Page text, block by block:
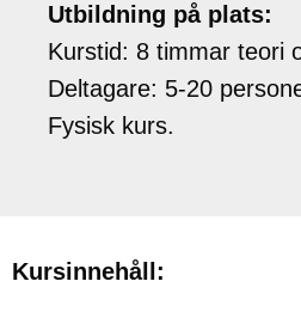
Utbildning på plats:
Kurstid: 8 timmar teori
Deltagare: 5-20
Fysisk kurs.
Kursinnehåll: